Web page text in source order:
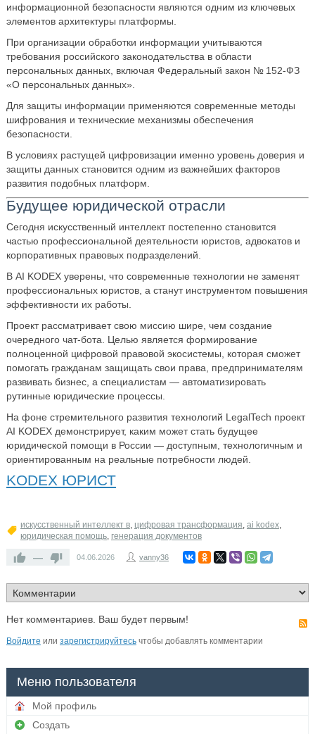
информационной безопасности являются одним из ключевых
элементов архитектуры платформы.
При организации обработки информации учитываются
требования российского законодательства в области
персональных данных, включая Федеральный закон № 152‑ФЗ
«О персональных данных».
Для защиты информации применяются современные методы
шифрования и технические механизмы обеспечения
безопасности.
В условиях растущей цифровизации именно уровень доверия и
защиты данных становится одним из важнейших факторов
развития подобных платформ.
Будущее юридической отрасли
Сегодня искусственный интеллект постепенно становится
частью профессиональной деятельности юристов, адвокатов и
корпоративных правовых подразделений.
В AI KODEX уверены, что современные технологии не заменят
профессиональных юристов, а станут инструментом повышения
эффективности их работы.
Проект рассматривает свою миссию шире, чем создание
очередного чат‑бота. Целью является формирование
полноценной цифровой правовой экосистемы, которая сможет
помогать гражданам защищать свои права, предпринимателям
развивать бизнес, а специалистам — автоматизировать
рутинные юридические процессы.
На фоне стремительного развития технологий LegalTech проект
AI KODEX демонстрирует, каким может стать будущее
юридической помощи в России — доступным, технологичным и
ориентированным на реальные потребности людей.
KODEX ЮРИСТ
искусственный интеллект в, цифровая трансформация, ai kodex,
юридическая помощь, генерация документов
— 04.06.2026 vanny36
Нет комментариев. Ваш будет первым!
Войдите или зарегистрируйтесьчтобы добавлять комментарии
Меню пользователя
Мой профиль
Создать